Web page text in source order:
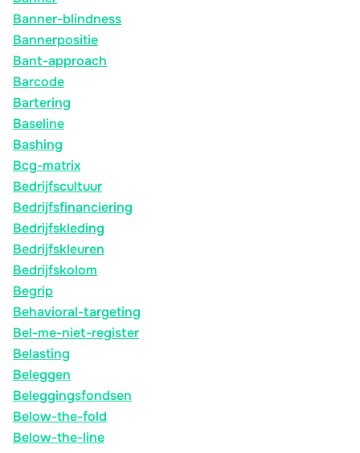
Banner-blindness
Bannerpositie
Bant-approach
Barcode
Bartering
Baseline
Bashing
Bcg-matrix
Bedrijfscultuur
Bedrijfsfinanciering
Bedrijfskleding
Bedrijfskleuren
Bedrijfskolom
Begrip
Behavioral-targeting
Bel-me-niet-register
Belasting
Beleggen
Beleggingsfondsen
Below-the-fold
Below-the-line